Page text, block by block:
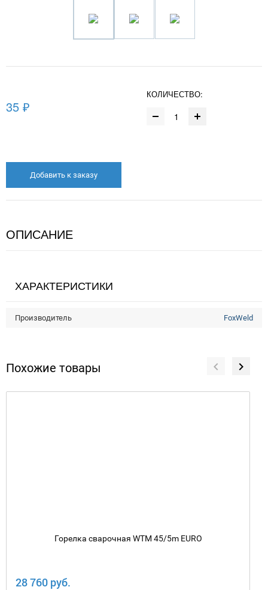
35 ₽
КОЛИЧЕСТВО:
Добавить к заказу
ОПИСАНИЕ
ХАРАКТЕРИСТИКИ
Производитель FoxWeld
Похожие товары
Горелка сварочная WTM 45/5m EURO
28 760 руб.